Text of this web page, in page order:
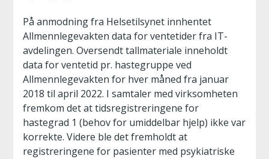
På anmodning fra Helsetilsynet innhentet
Allmennlegevakten data for ventetider fra IT-
avdelingen. Oversendt tallmateriale inneholdt
data for ventetid pr. hastegruppe ved
Allmennlegevakten for hver måned fra januar
2018 til april 2022. I samtaler med virksomheten
fremkom det at tidsregistreringene for
hastegrad 1 (behov for umiddelbar hjelp) ikke var
korrekte. Videre ble det fremholdt at
registreringene for pasienter med psykiatriske